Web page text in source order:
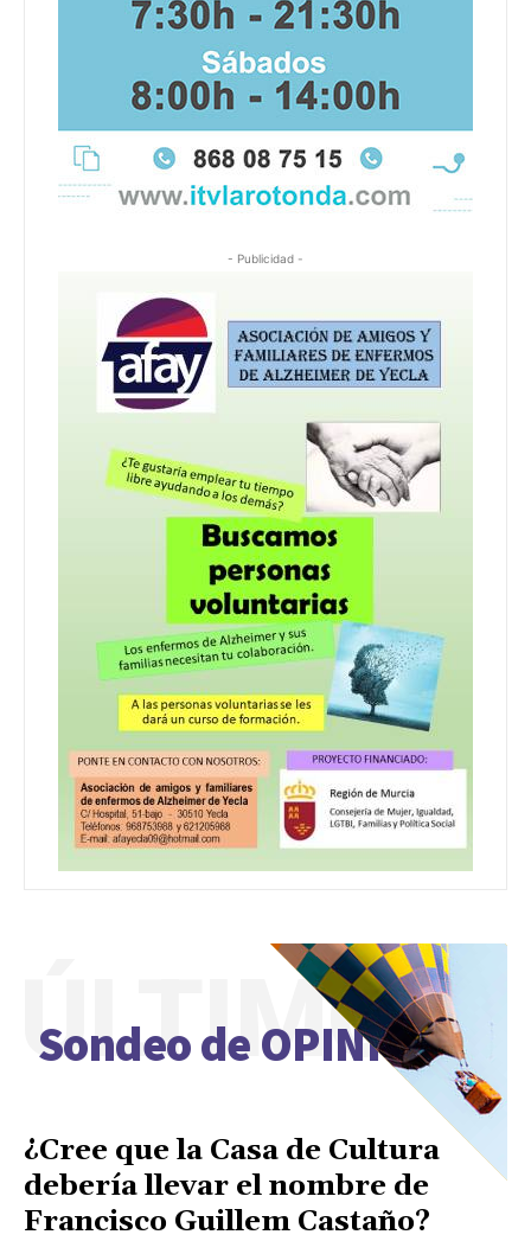
- Publicidad -
Sondeo de OPINIÓN
ÚLTIMO
¿Cree que la Casa de Cultura
debería llevar el nombre de
Francisco Guillem Castaño?